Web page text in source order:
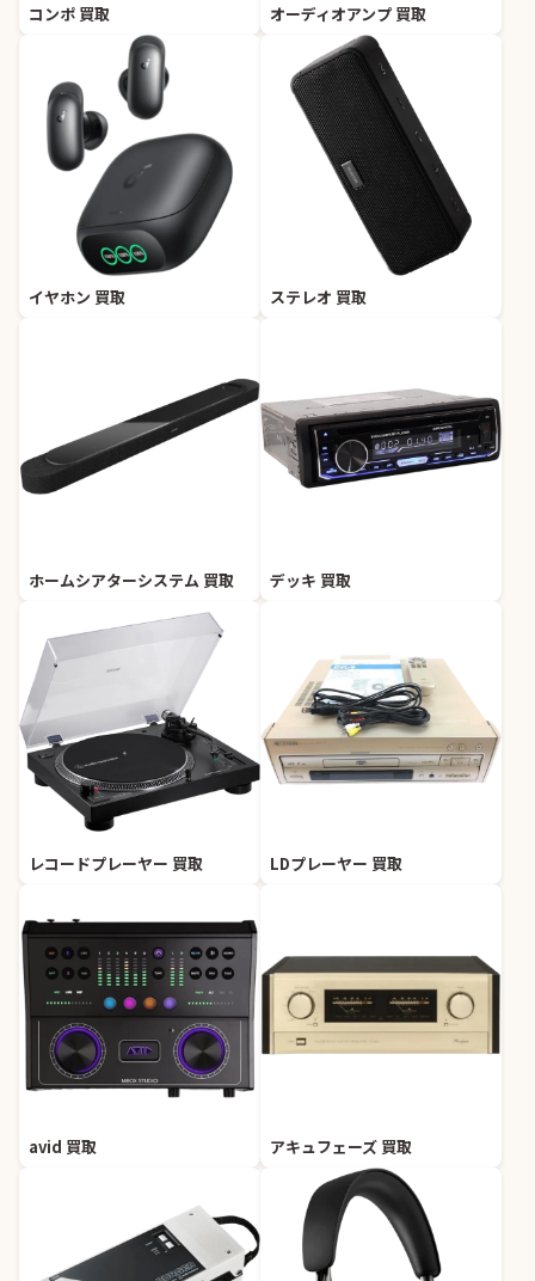
コンポ 買取 オーディオアンプ 買取
イヤホン 買取 ステレオ 買取
ホームシアターシステム 買取 デッキ 買取
レコードプレーヤー 買取 LDプレーヤー 買取
avid 買取 アキュフェーズ 買取